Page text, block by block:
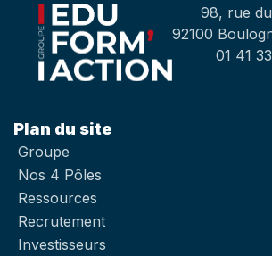
98, rue
92100
01 41
Plan du site
Groupe
Nos 4 Pôles
Ressources
Recrutement
Investisseurs